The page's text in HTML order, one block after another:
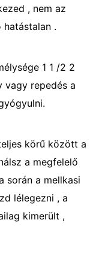
, nem az
.
1 1 /2 2
vagy repedés a
körű között a
a megfelelő
során a mellkasi
lélegezni , a
kimerült ,